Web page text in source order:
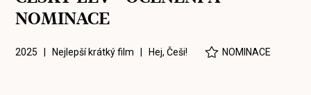
NOMINACE
2025 | Nejlepší krátký film | Hej, Češi! NOMINACE